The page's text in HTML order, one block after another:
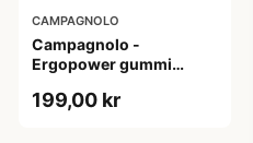
CAMPAGNOLO
Campagnolo -
Ergopower gummi
- Sort - Sæt af 2 stk
199,00 kr